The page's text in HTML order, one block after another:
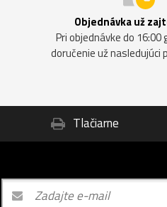
Objednávka už
Pri objednávke do
doručenie už nasledujúci
Tlačiarne